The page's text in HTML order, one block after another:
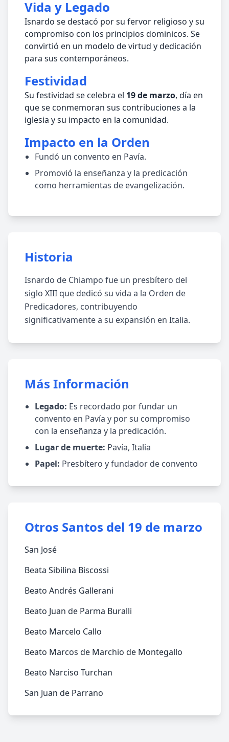
Vida y Legado
Isnardo se destacó por su fervor religioso y su
compromiso con los principios dominicos. Se
convirtió en un modelo de virtud y dedicación
para sus contemporáneos.
Festividad
Su festividad se celebra el 19 de marzo, día en
que se conmemoran sus contribuciones a la
iglesia y su impacto en la comunidad.
Impacto en la Orden
Fundó un convento en Pavía.
Promovió la enseñanza y la predicación
como herramientas de evangelización.
Historia
Isnardo de Chiampo fue un presbítero del
siglo XIII que dedicó su vida a la Orden de
Predicadores, contribuyendo
significativamente a su expansión en Italia.
Más Información
Legado: Es recordado por fundar un
convento en Pavía y por su compromiso
con la enseñanza y la predicación.
Lugar de muerte: Pavía, Italia
Papel: Presbítero y fundador de convento
Otros Santos del 19 de marzo
San José
Beata Sibilina Biscossi
Beato Andrés Gallerani
Beato Juan de Parma Buralli
Beato Marcelo Callo
Beato Marcos de Marchio de Montegallo
Beato Narciso Turchan
San Juan de Parrano